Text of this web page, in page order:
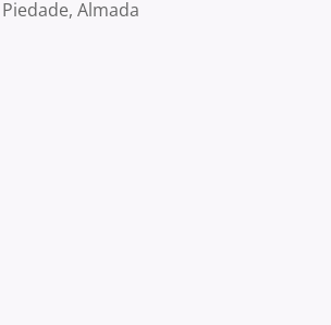
Almada